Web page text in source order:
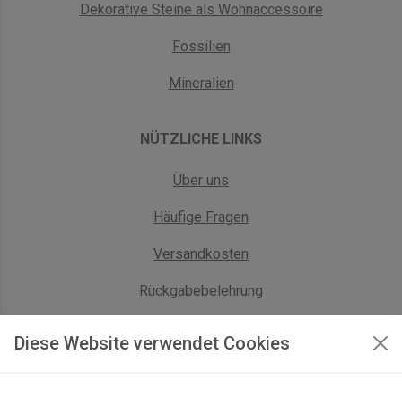
Diese Website verwendet Cookies
Dekorative Steine als Wohnaccessoire
Fossilien
Mineralien
NÜTZLICHE LINKS
Über uns
Häufige Fragen
Versandkosten
Rückgabebelehrung